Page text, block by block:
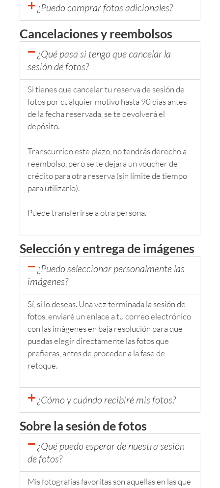
¿Puedo comprar fotos adicionales?
Cancelaciones y reembolsos
¿Qué pasa si tengo que cancelar la
sesión de fotos?
Si tienes que cancelar tu reserva de sesión de
fotos por cualquier motivo hasta 90 días antes
de la fecha reservada, se te devolverá el
depósito.
Transcurrido este plazo, no tendrás derecho a
reembolso, pero se te dejará un voucher de
crédito para otra reserva (sin límite de tiempo
para utilizarlo).
Puede transferirse a otra persona.
Selección y entrega de imágenes
¿Puedo seleccionar personalmente las
imágenes?
Sí, si lo deseas. Una vez terminada la sesión de
fotos, enviaré un enlace a tu correo electrónico
con las imágenes en baja resolución para que
puedas elegir directamente las fotos que
prefieras, antes de proceder a la fase de
retoque.
¿Cómo y cuándo recibiré mis fotos?
Sobre la sesión de fotos
¿Qué puedo esperar de nuestra sesión
de fotos?
Mis fotografías favoritas son aquellas en las que